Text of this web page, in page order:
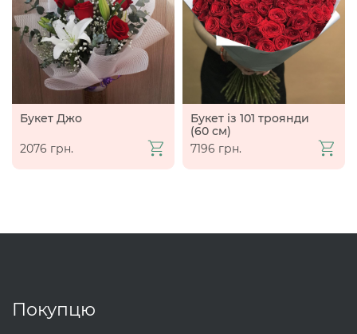
Букет Джо
2076 грн.
Букет із 101 троянди
(60 см)
7196 грн.
Покупцю